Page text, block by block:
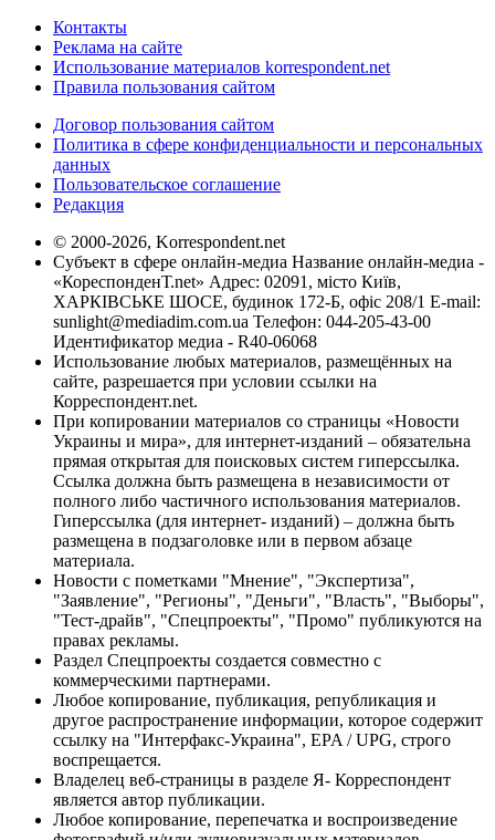
Контакты
Реклама на сайте
Использование материалов korrespondent.net
Правила пользования сайтом
Договор пользования сайтом
Политика в сфере конфиденциальности и персональных
данных
Пользовательское соглашение
Редакция
© 2000-2026, Korrespondent.net
Субъект в сфере онлайн-медиа Название онлайн-медиа -
«КореспонденТ.net» Адрес: 02091, місто Київ,
ХАРКІВСЬКЕ ШОСЕ, будинок 172-Б, офіс 208/1 E-mail:
sunlight@mediadim.com.ua Телефон: 044-205-43-00
Идентификатор медиа - R40-06068
Использование любых материалов, размещённых на
сайте, разрешается при условии ссылки на
Корреспондент.net.
При копировании материалов со страницы «Новости
Украины и мира», для интернет-изданий – обязательна
прямая открытая для поисковых систем гиперссылка.
Ссылка должна быть размещена в независимости от
полного либо частичного использования материалов.
Гиперссылка (для интернет- изданий) – должна быть
размещена в подзаголовке или в первом абзаце
материала.
Новости с пометками "Мнение", "Экспертиза",
"Заявление", "Регионы", "Деньги", "Власть", "Выборы",
"Тест-драйв", "Спецпроекты", "Промо" публикуются на
правах рекламы.
Раздел Спецпроекты создается совместно с
коммерческими партнерами.
Любое копирование, публикация, републикация и
другое распространение информации, которое содержит
ссылку на "Интерфакс-Украина", EPA / UPG, строго
воспрещается.
Владелец веб-страницы в разделе Я- Корреспондент
является автор публикации.
Любое копирование, перепечатка и воспроизведение